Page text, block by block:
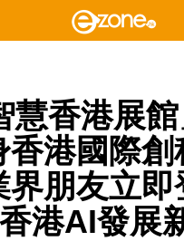
Instagram
慧香港展
香港國際創
界朋友立即
港AI發展